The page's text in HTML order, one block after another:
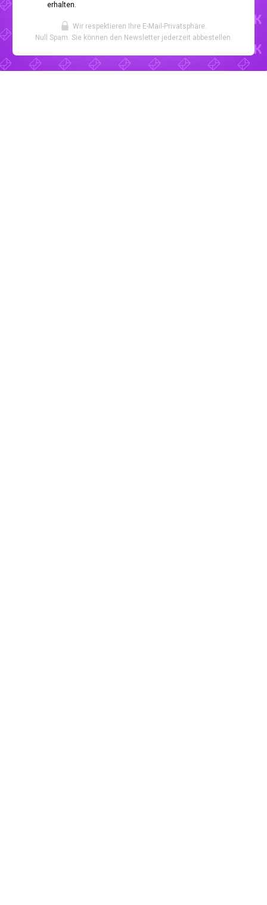
erhalten.
Wir respektieren Ihre E-Mail-Privatsphäre.
Null Spam. Sie können den Newsletter jederzeit abbestellen.